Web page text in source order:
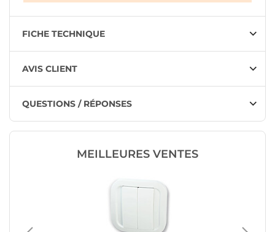
FICHE TECHNIQUE
AVIS CLIENT
QUESTIONS / RÉPONSES
MEILLEURES VENTES